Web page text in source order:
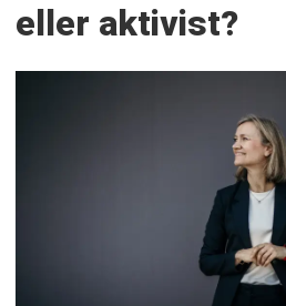
eller aktivist?